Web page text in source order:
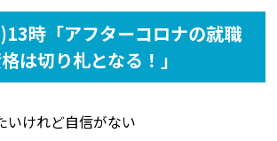
時「アフターコロナの就職
は切り札となる！」
いけれど自信がない